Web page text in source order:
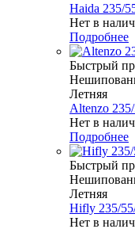
Haida 235/
Нет в
Подробнее
Быстрый
Летняя
Altenzo
Нет в
Подробнее
Быстрый
Летняя
Hifly 235/
Нет в